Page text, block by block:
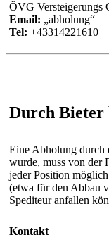
ÖVG Versteigerungs
Email:
abholung
Tel: +43314221610
Durch Bieter
Eine Abholung durch
wurde, muss von der
jeder Position
(etwa für den Abbau
Spediteur anfallen
Kontakt